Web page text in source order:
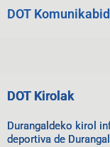
DOT
DOT Kirolak
Durangaldeko kirol
deportiva de